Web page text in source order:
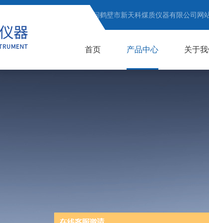
欢迎访问鹤壁市新天科煤质仪器有限公司
首页 产品中心 关于